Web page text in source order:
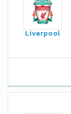
Liverpool